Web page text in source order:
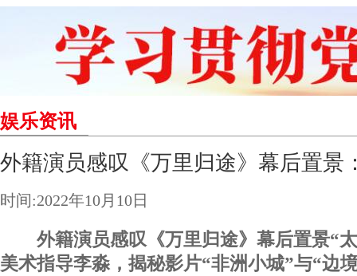
娱乐资讯
外籍演员感叹《万里归途》幕后置景
时间:2022年10月10日
外籍演员感叹《万里归途》幕后置景“
美术指导李淼，揭秘影片“非洲小城”与“边